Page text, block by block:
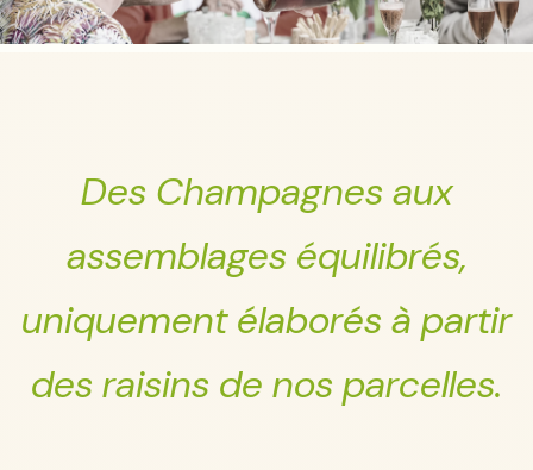
Des Champagnes aux
assemblages équilibrés,
uniquement élaborés à partir
des raisins de nos parcelles.